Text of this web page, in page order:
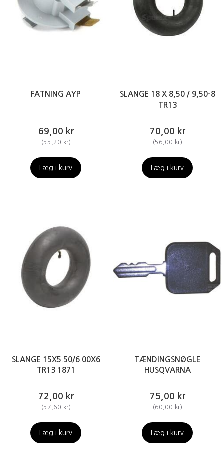
FATNING AYP
69,00 kr
(55,20 kr)
Læg i kurv
SLANGE 18 X 8,50 / 9,50-8
TR13
70,00 kr
(56,00 kr)
Læg i kurv
SLANGE 15X5.50/6.00X6
TR13 1871
72,00 kr
(57,60 kr)
Læg i kurv
TÆNDINGSNØGLE
HUSQVARNA
75,00 kr
(60,00 kr)
Læg i kurv